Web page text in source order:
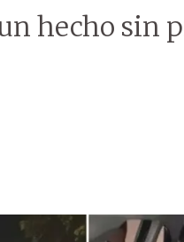
hecho sin